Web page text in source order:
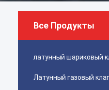
Все Продукты
латунный шариковый
Латунный газовый